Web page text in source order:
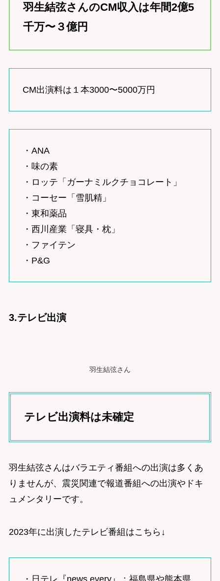
羽生結弦さんのCM収入は年間2億5
千万〜３億円
CM出演料は１本3000〜5000万円
・ANA
・味の素
・ロッテ「ガーナミルクチョコレート」
・コーセー「雪肌精」
・東和薬品
・西川産業「寝具・枕」
・ファイテン
・P&G
3.テレビ出演
羽生結弦さん
テレビ出演料は未確定
羽生結弦さんはバラエティ番組への出演は多くあ
りませんが、震災関連で報道番組への出演やドキ
ュメンタリーです。
2023年に出演したテレビ番組はこちら↓